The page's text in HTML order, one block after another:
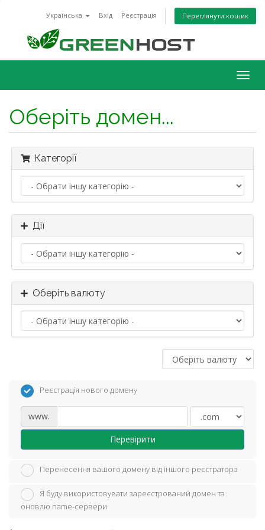
Українська Вхід Реєстрація Переглянути кошик
Оберіть домен...
Категорії
Дії
Оберіть валюту
Реєстрація нового домену
www.
Перевірити
Перенесення вашого домену від іншого реєстратора
Я буду використовувати зареєстрований домен та
оновлю name-сервери